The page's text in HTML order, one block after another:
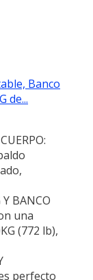
Banco
de...
Y BANCO
una
(772 lb),
perfecto